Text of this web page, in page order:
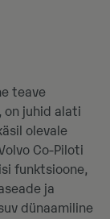
teave
on juhid alati
olevale
Co-Piloti
funktsioone,
ja
dünaamiline